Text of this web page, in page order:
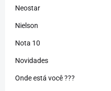
Neostar
Nielson
Nota 10
Novidades
Onde está você ???